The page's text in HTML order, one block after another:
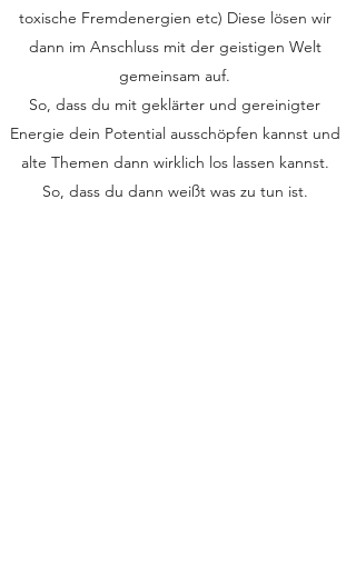
toxische Fremdenergien etc) Diese lösen wir
dann im Anschluss mit der geistigen Welt
gemeinsam auf.
So, dass du mit geklärter und gereinigter
Energie dein Potential ausschöpfen kannst und
alte Themen dann wirklich los lassen kannst.
So, dass du dann weißt was zu tun ist.